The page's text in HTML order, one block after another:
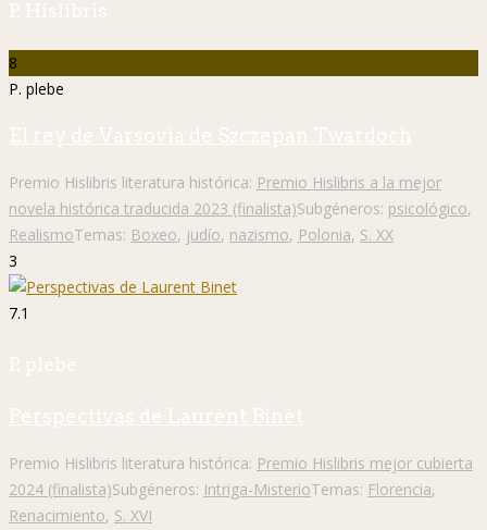
P. Hislibris
8
P. plebe
El rey de Varsovia de Szczepan Twardoch
Premio Hislibris literatura histórica: Premio Hislibris a la mejor
novela histórica traducida 2023 (finalista)Subgéneros: psicológico,
RealismoTemas: Boxeo, judío, nazismo, Polonia, S. XX
3
7.1
P. plebe
Perspectivas de Laurent Binet
Premio Hislibris literatura histórica: Premio Hislibris mejor cubierta
2024 (finalista)Subgéneros: Intriga-MisterioTemas: Florencia,
Renacimiento, S. XVI